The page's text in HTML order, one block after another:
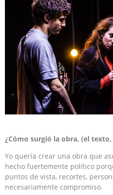
¿Cómo surgió la obra, (el texto,
Yo quería crear una obra que
hecho fuertemente político
puntos de vista, recortes,
necesariamente compromiso.